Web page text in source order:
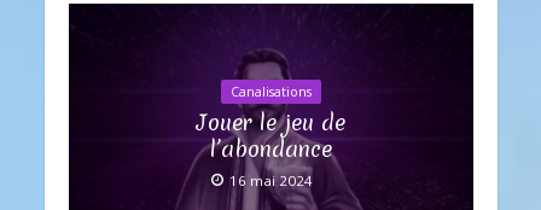
Canalisations
Jouer le jeu de
l’abondance
16 mai 2024